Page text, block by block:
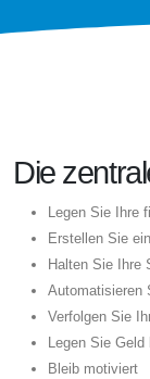
Die
Legen Sie Ihre
Erstellen Sie
Halten Sie Ihre
Automatisieren
Verfolgen Sie
Legen Sie
Bleib motiviert